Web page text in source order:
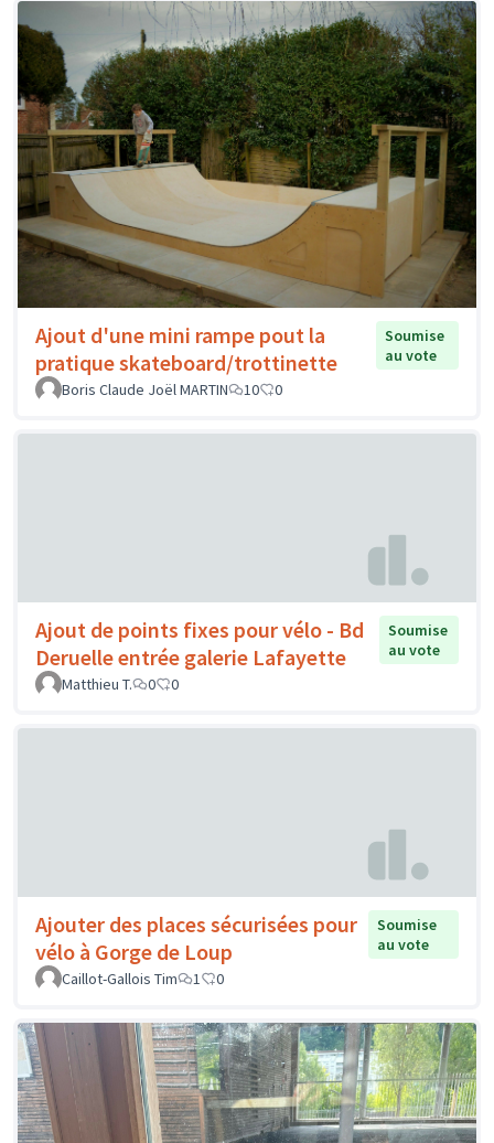
Ajout d'une mini rampe pout la
pratique skateboard/trottinette
Soumise
au vote
Boris Claude Joël MARTIN
10 0
Ajout de points fixes pour vélo - Bd
Deruelle entrée galerie Lafayette
Soumise
au vote
Matthieu T.
0 0
Ajouter des places sécurisées pour
vélo à Gorge de Loup
Soumise
au vote
Caillot-Gallois Tim
1 0